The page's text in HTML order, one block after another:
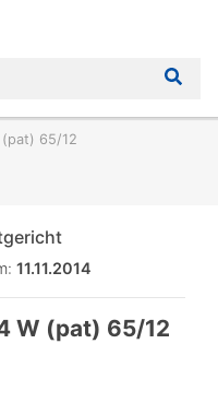
(pat) 65/12
11.11.2014
W (pat) 65/12